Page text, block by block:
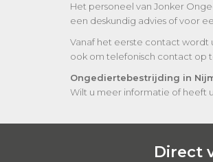
Het personeel van Jonker
een deskundig advies of voor
Vanaf het eerste contact wordt
ook om telefonisch contact op
Ongediertebestrijding in
Wilt u meer informatie of heeft
Direct